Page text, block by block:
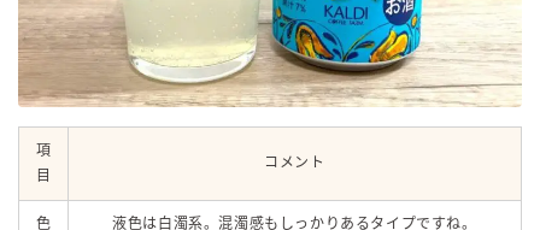
項
目
コメント
色 液色は白濁系。混濁感もしっかりあるタイプですね。